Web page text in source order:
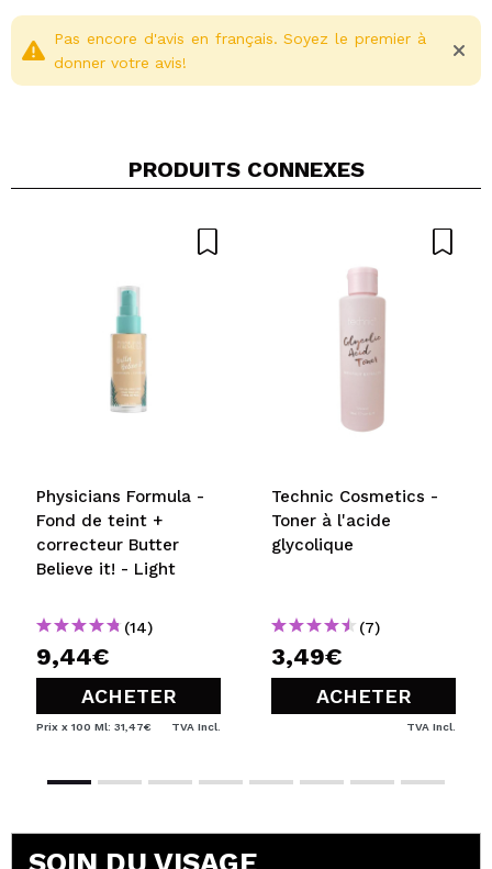
Votre vidéo pourrait être la première. Imaginez...
Recommandez-vous cet achat? Oui
Pas encore d'avis en français. Soyez le premier à
donner votre avis!
PRODUITS CONNEXES
Physicians Formula -
Fond de teint +
correcteur Butter
Believe it! - Light
(14)
9,44€
ACHETER
Prix x 100 Ml: 31,47€ TVA Incl.
Technic Cosmetics -
Toner à l'acide
glycolique
(7)
3,49€
ACHETER
TVA Incl.
SOIN DU VISAGE